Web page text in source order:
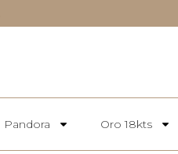
Pandora Oro 18kts